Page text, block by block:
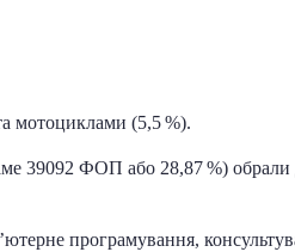
мотоциклами (5,5 %).
ФОП або 28,87 %) обрали
програмування,